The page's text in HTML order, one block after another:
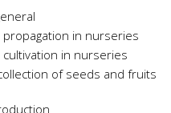
in nurseries
in nurseries
of seeds and fruits